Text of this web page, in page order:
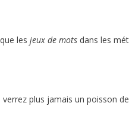
les jeux de mots dans les
plus jamais un poisson